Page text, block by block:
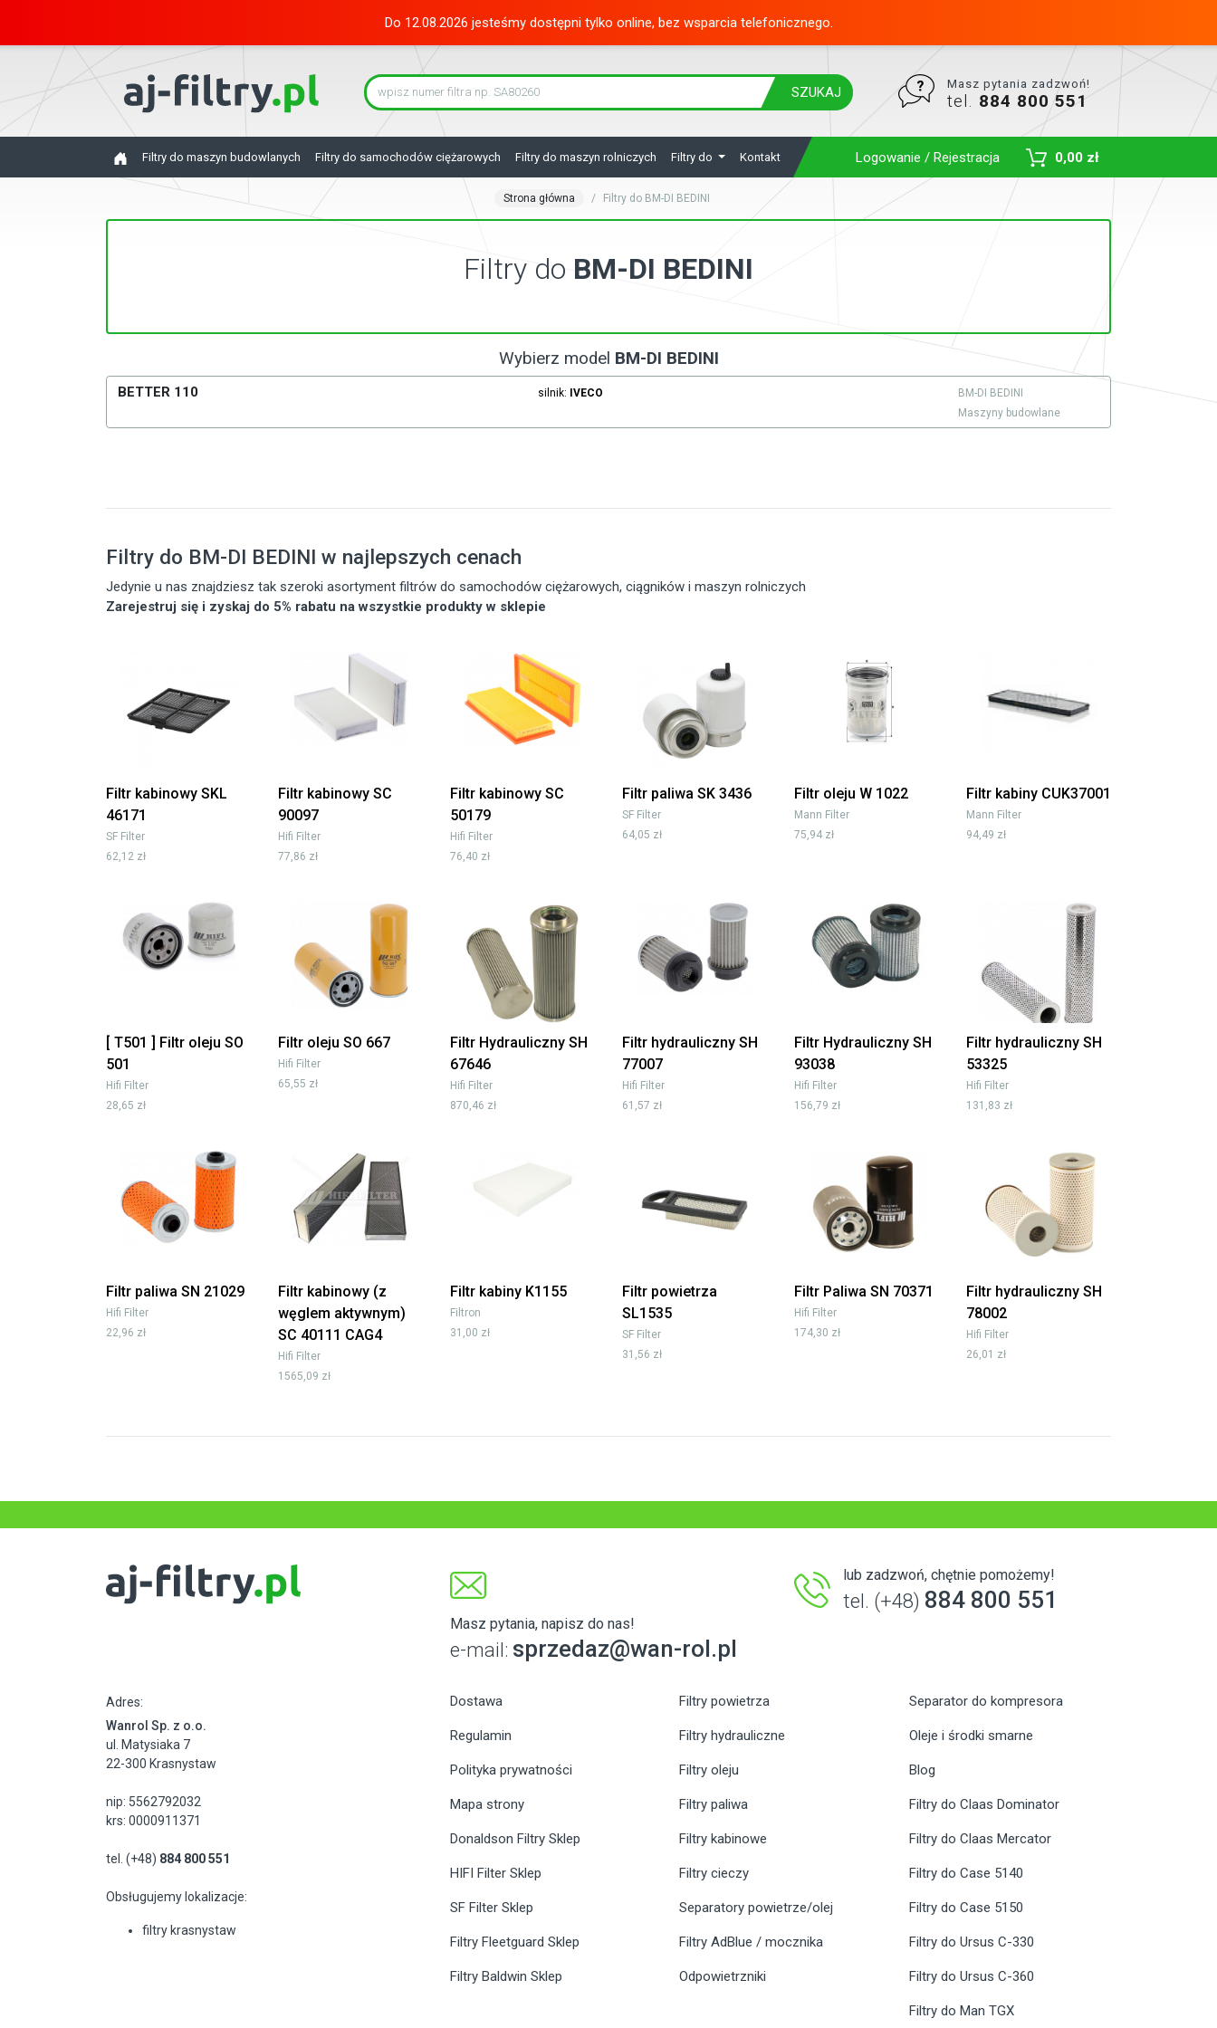
Do 12.08.2026 jesteśmy dostępni tylko online, bez wsparcia telefonicznego.
SZUKAJ
Masz pytania zadzwoń!
tel. 884 800 551
Filtry do maszyn budowlanych Filtry do samochodów ciężarowych Filtry do maszyn rolniczych Filtry do Kontakt Logowanie / Rejestracja 0,00 zł
Strona główna Filtry do BM-DI BEDINI
Filtry do BM-DI BEDINI
Wybierz model BM-DI BEDINI
BETTER 110 silnik: IVECO
BM-DI BEDINI
Maszyny budowlane
Filtry do BM-DI BEDINI w najlepszych cenach
Jedynie u nas znajdziesz tak szeroki asortyment filtrów do samochodów ciężarowych, ciągników i maszyn rolniczych
Zarejestruj się i zyskaj do 5% rabatu na wszystkie produkty w sklepie
Filtr kabinowy SKL
46171
SF Filter
62,12 zł
Filtr kabinowy SC
90097
Hifi Filter
77,86 zł
Filtr kabinowy SC
50179
Hifi Filter
76,40 zł
Filtr paliwa SK 3436
SF Filter
64,05 zł
Filtr oleju W 1022
Mann Filter
75,94 zł
Filtr kabiny CUK37001
Mann Filter
94,49 zł
[ T501 ] Filtr oleju SO
501
Hifi Filter
28,65 zł
Filtr oleju SO 667
Hifi Filter
65,55 zł
Filtr Hydrauliczny SH
67646
Hifi Filter
870,46 zł
Filtr hydrauliczny SH
77007
Hifi Filter
61,57 zł
Filtr Hydrauliczny SH
93038
Hifi Filter
156,79 zł
Filtr hydrauliczny SH
53325
Hifi Filter
131,83 zł
Filtr paliwa SN 21029
Hifi Filter
22,96 zł
Filtr kabinowy (z
węglem aktywnym)
SC 40111 CAG4
Hifi Filter
1565,09 zł
Filtr kabiny K1155
Filtron
31,00 zł
Filtr powietrza
SL1535
SF Filter
31,56 zł
Filtr Paliwa SN 70371
Hifi Filter
174,30 zł
Filtr hydrauliczny SH
78002
Hifi Filter
26,01 zł
Masz pytania, napisz do nas!
e-mail: sprzedaz@wan-rol.pl
lub zadzwoń, chętnie pomożemy!
tel. (+48) 884 800 551
Adres:
Wanrol Sp. z o.o.
ul. Matysiaka 7
22-300 Krasnystaw
nip: 5562792032
krs: 0000911371
tel. (+48) 884 800 551
Obsługujemy lokalizacje:
filtry krasnystaw
Dostawa
Regulamin
Polityka prywatności
Mapa strony
Donaldson Filtry Sklep
HIFI Filter Sklep
SF Filter Sklep
Filtry Fleetguard Sklep
Filtry Baldwin Sklep
Filtry powietrza
Filtry hydrauliczne
Filtry oleju
Filtry paliwa
Filtry kabinowe
Filtry cieczy
Separatory powietrze/olej
Filtry AdBlue / mocznika
Odpowietrzniki
Separator do kompresora
Oleje i środki smarne
Blog
Filtry do Claas Dominator
Filtry do Claas Mercator
Filtry do Case 5140
Filtry do Case 5150
Filtry do Ursus C-330
Filtry do Ursus C-360
Filtry do Man TGX